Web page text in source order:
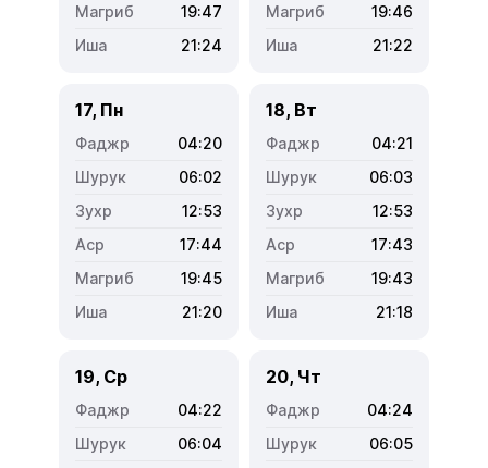
19:47
21:24
19:46
21:22
17, Пн
04:20
06:02
12:53
17:44
19:45
21:20
18, Вт
04:21
06:03
12:53
17:43
19:43
21:18
19, Ср
04:22
06:04
20, Чт
04:24
06:05